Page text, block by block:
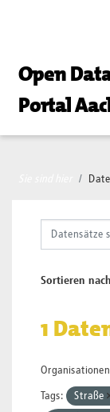
Open
Portal
Sortieren nach
1
Tags: Straße